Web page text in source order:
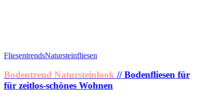
FliesentrendsNatursteinfliesen
Bodentrend Natursteinlook // Bodenfliesen für
für zeitlos-schönes Wohnen